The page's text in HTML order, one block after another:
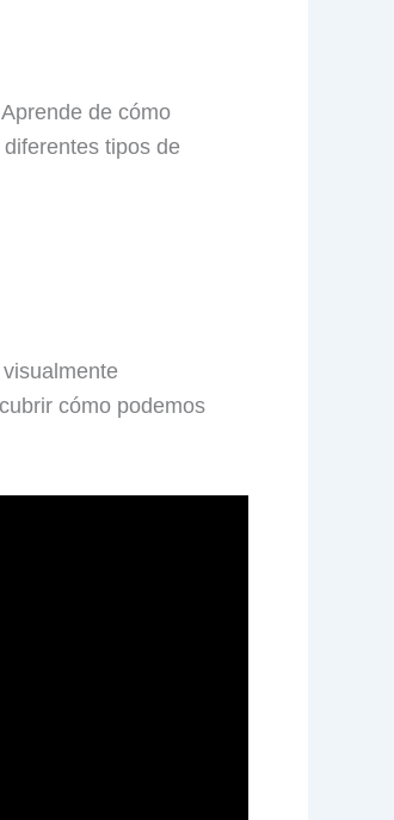
de cómo
tipos de
cómo podemos